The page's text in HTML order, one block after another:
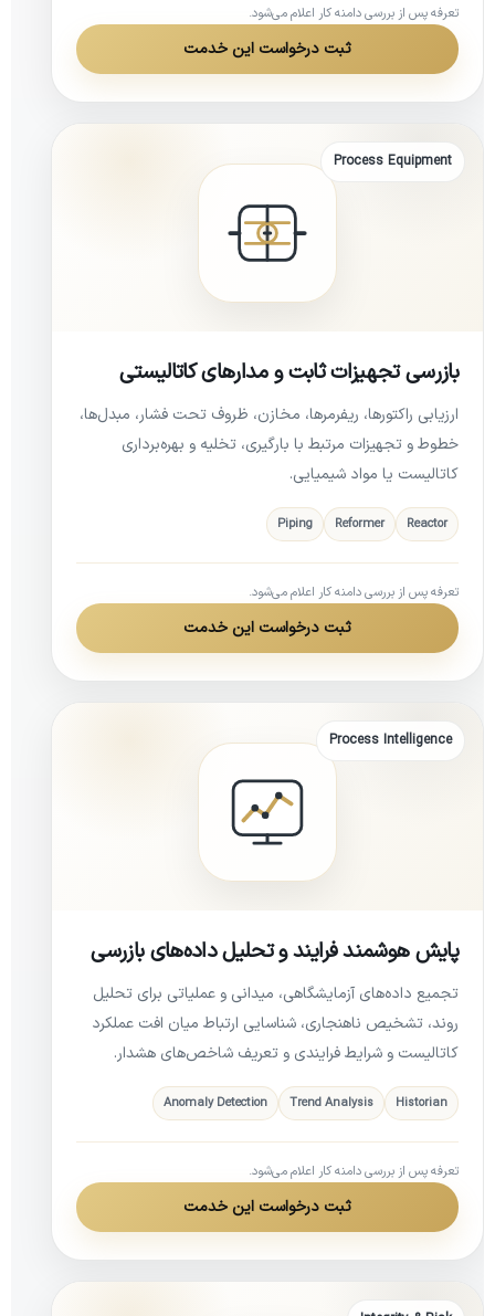
تعرفه پس از بررسی دامنه کار اعلام می‌شود.
ثبت درخواست این خدمت
Process Equipment
بازرسی تجهیزات ثابت و مدارهای کاتالیستی
ارزیابی راکتورها، ریفرمرها، مخازن، ظروف تحت فشار، مبدل‌ها،
خطوط و تجهیزات مرتبط با بارگیری، تخلیه و بهره‌برداری
کاتالیست یا مواد شیمیایی.
Reactor
Reformer
Piping
تعرفه پس از بررسی دامنه کار اعلام می‌شود.
ثبت درخواست این خدمت
Process Intelligence
پایش هوشمند فرایند و تحلیل داده‌های بازرسی
تجمیع داده‌های آزمایشگاهی، میدانی و عملیاتی برای تحلیل
روند، تشخیص ناهنجاری، شناسایی ارتباط میان افت عملکرد
کاتالیست و شرایط فرایندی و تعریف شاخص‌های هشدار.
Historian
Trend Analysis
Anomaly Detection
تعرفه پس از بررسی دامنه کار اعلام می‌شود.
ثبت درخواست این خدمت